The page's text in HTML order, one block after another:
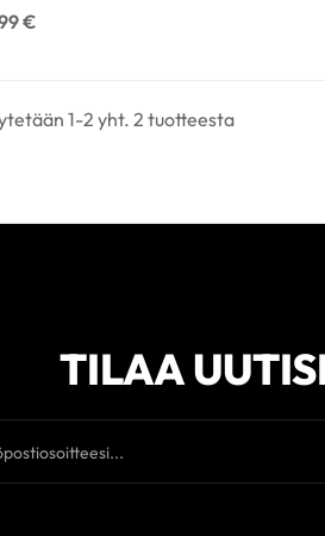
€
1-2 yht. 2 tuotteesta
TILAA